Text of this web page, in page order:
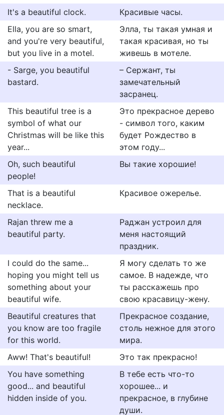
It's a beautiful clock.
Красивые часы.
Ella, you are so smart,
and you're very beautiful,
but you live in a motel.
Элла, ты такая умная и
такая красивая, но ты
живешь в мотеле.
- Sarge, you beautiful
bastard.
– Сержант, ты
замечательный
засранец.
This beautiful tree is a
symbol of what our
Christmas will be like this
year...
Это прекрасное дерево
- символ того, каким
будет Рождество в
этом году...
Oh, such beautiful
people!
Вы такие хорошие!
That is a beautiful
necklace.
Красивое ожерелье.
Rajan threw me a
beautiful party.
Раджан устроил для
меня настоящий
праздник.
I could do the same...
hoping you might tell us
something about your
beautiful wife.
Я могу сделать то же
самое. В надежде, что
ты расскажешь про
свою красавицу-жену.
Beautiful creatures that
you know are too fragile
for this world.
Прекрасное создание,
столь нежное для этого
мира.
Aww! That's beautiful!
Это так прекрасно!
You have something
good... and beautiful
hidden inside of you.
В тебе есть что-то
хорошее... и
прекрасное, в глубине
души.